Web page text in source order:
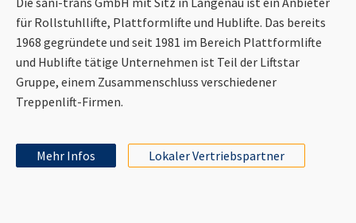
für Rollstuhllifte, Plattformlifte und Hublifte. Das bereits
1968 gegründete und seit 1981 im Bereich Plattformlifte
und Hublifte tätige Unternehmen ist Teil der Liftstar
Gruppe, einem Zusammenschluss verschiedener
Treppenlift-Firmen.
Mehr Infos Lokaler Vertriebspartner